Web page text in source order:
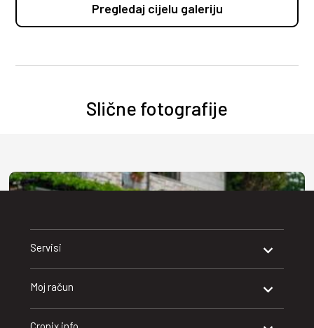
Pregledaj cijelu galeriju
Slične fotografije
Servisi
Moj račun